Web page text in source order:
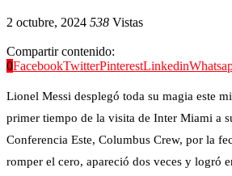
2 octubre, 2024 538 Vistas
Compartir contenido:
0FacebookTwitterPinterestLinkedin
Lionel Messi desplegó toda su magia este
primer tiempo de la visita de Inter Miami a
Conferencia Este, Columbus Crew, por la
romper el cero, apareció dos veces y logró